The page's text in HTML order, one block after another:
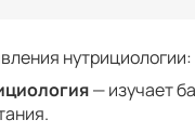
нутрициологии:
— изучает